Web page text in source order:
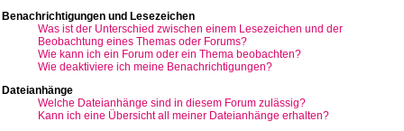
Benachrichtigungen und Lesezeichen
Was ist der Unterschied zwischen einem Lesezeichen und der
Beobachtung eines Themas oder Forums?
Wie kann ich ein Forum oder ein Thema beobachten?
Wie deaktiviere ich meine Benachrichtigungen?
Dateianhänge
Welche Dateianhänge sind in diesem Forum zulässig?
Kann ich eine Übersicht all meiner Dateianhänge erhalten?